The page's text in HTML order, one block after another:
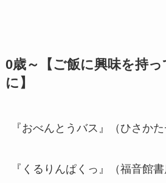
0歳～【ご飯に興味を持
に】
『おべんとうバス』（ひさかた
『くるりんぱくっ』（福音館書